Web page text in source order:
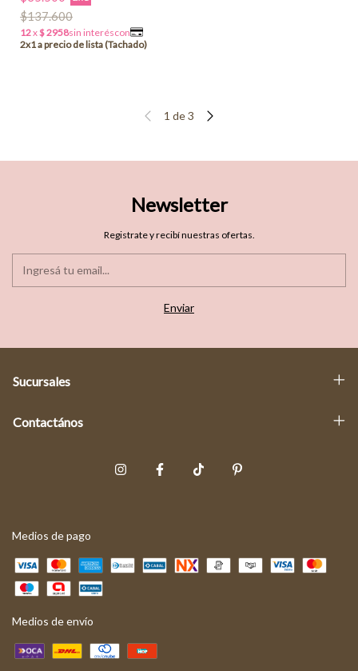
$137.600
1 de3
Newsletter
Registrate y recibí nuestras ofertas.
Sucursales
Contactános
Medios de pago
Medios de envío